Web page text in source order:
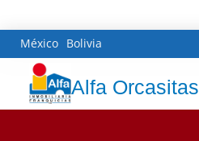
México Bolivia
Alfa Orcasitas